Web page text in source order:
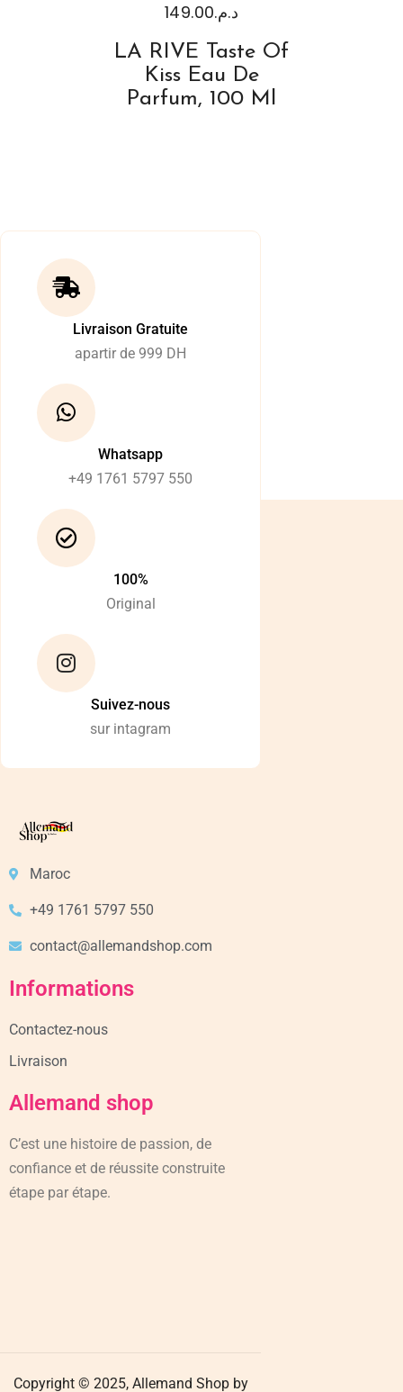
د.م.149.00
LA RIVE Taste Of
Kiss Eau De
Parfum, 100 Ml
Livraison Gratuite
apartir de 999 DH
Whatsapp
+49 1761 5797 550
100%
Original
Suivez-nous
sur intagram
Maroc
+49 1761 5797 550
contact@allemandshop.com
Informations
Contactez-nous
Livraison
Allemand shop
C’est une histoire de passion, de
confiance et de réussite construite
étape par étape.
Copyright © 2025, Allemand Shop by